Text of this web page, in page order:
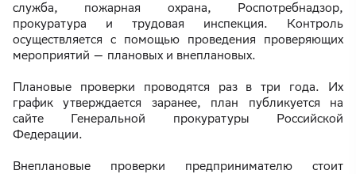
служба, пожарная охрана, Роспотребнадзор,
прокуратура и трудовая инспекция. Контроль
осуществляется с помощью проведения проверяющих
мероприятий — плановых и внеплановых.
Плановые проверки проводятся раз в три года. Их
график утверждается заранее, план публикуется на
сайте Генеральной прокуратуры Российской
Федерации.
Внеплановые проверки предпринимателю стоит